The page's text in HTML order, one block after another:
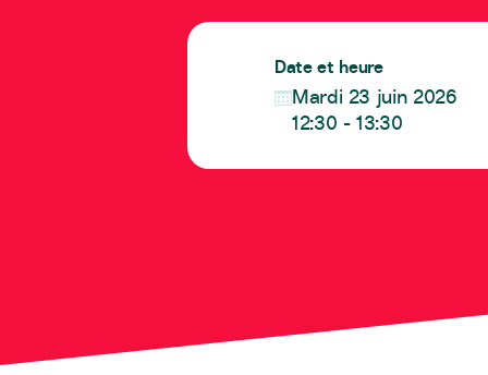
Date et heure
Mardi 23 juin 2026
12:30 - 13:30